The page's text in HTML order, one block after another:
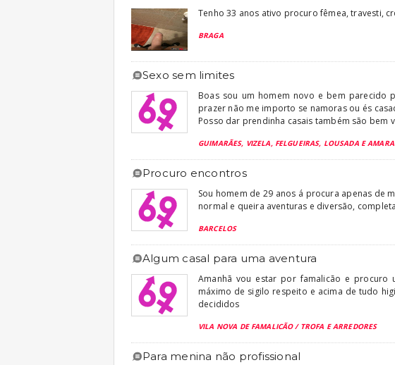
Tenho 33 anos ativo procuro fêmea, travesti,
BRAGA
sexo sem limites
Boas sou um homem novo e bem parecido
prazer não me importo se namoras ou és
Posso dar prendinha casais também são bem
GUIMARÃES, VIZELA, FELGUEIRAS, LOUSADA E
procuro encontros
Sou homem de 29 anos á procura apenas de
normal e queira aventuras e diversão,
BARCELOS
algum casal para uma aventura
Amanhã vou estar por famalicão e procuro
máximo de sigilo respeito e acima de tudo
decididos
VILA NOVA DE FAMALICÃO / TROFA E ARREDORES
para menina não profissional